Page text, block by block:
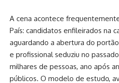
A cena acontece
País: candidatos enfileirados na
aguardando a abertura do
e profissional seduziu no
milhares de pessoas, ano após
públicos. O modelo de estudo,